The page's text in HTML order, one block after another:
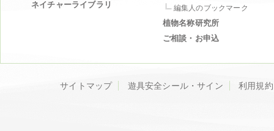
ネイチャーライブラリ
編集人のブックマーク
植物名称研究所
ご相談・お申込
サイトマップ 遊具安全シール・サイン 利用規約